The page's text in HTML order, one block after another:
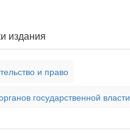
издания
и право
государственной власти